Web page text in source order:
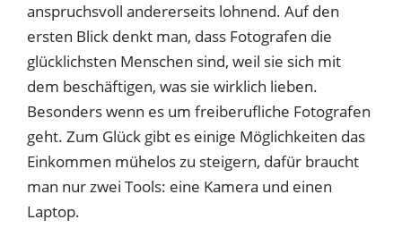
anspruchsvoll andererseits lohnend. Auf den
ersten Blick denkt man, dass Fotografen die
glücklichsten Menschen sind, weil sie sich mit
dem beschäftigen, was sie wirklich lieben.
Besonders wenn es um freiberufliche Fotografen
geht. Zum Glück gibt es einige Möglichkeiten das
Einkommen mühelos zu steigern, dafür braucht
man nur zwei Tools: eine Kamera und einen
Laptop.